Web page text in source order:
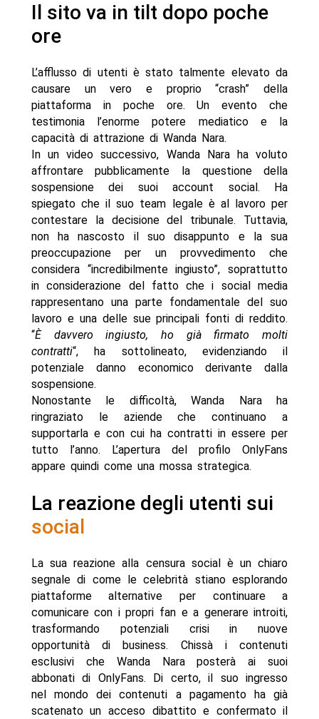
Il sito va in tilt dopo poche
ore
L’afflusso di utenti è stato talmente elevato da
causare un vero e proprio “crash” della
piattaforma in poche ore. Un evento che
testimonia l’enorme potere mediatico e la
capacità di attrazione di Wanda Nara.
In un video successivo, Wanda Nara ha voluto
affrontare pubblicamente la questione della
sospensione dei suoi account social. Ha
spiegato che il suo team legale è al lavoro per
contestare la decisione del tribunale. Tuttavia,
non ha nascosto il suo disappunto e la sua
preoccupazione per un provvedimento che
considera “incredibilmente ingiusto”, soprattutto
in considerazione del fatto che i social media
rappresentano una parte fondamentale del suo
lavoro e una delle sue principali fonti di reddito.
“È davvero ingiusto, ho già firmato molti
contratti“, ha sottolineato, evidenziando il
potenziale danno economico derivante dalla
sospensione.
Nonostante le difficoltà, Wanda Nara ha
ringraziato le aziende che continuano a
supportarla e con cui ha contratti in essere per
tutto l’anno. L’apertura del profilo OnlyFans
appare quindi come una mossa strategica.
La reazione degli utenti sui
social
La sua reazione alla censura social è un chiaro
segnale di come le celebrità stiano esplorando
piattaforme alternative per continuare a
comunicare con i propri fan e a generare introiti,
trasformando potenziali crisi in nuove
opportunità di business. Chissà i contenuti
esclusivi che Wanda Nara posterà ai suoi
abbonati di OnlyFans. Di certo, il suo ingresso
nel mondo dei contenuti a pagamento ha già
scatenato un acceso dibattito e confermato il